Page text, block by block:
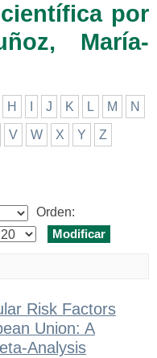
por
María-
H J K L M N
V W X Y Z
Orden:
Risk Factors
Union: A
Analysis